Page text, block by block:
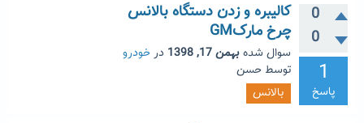
0
0
1
پاسخ
کالیبره و زدن دستگاه بالانس
چرخ مارکGM
سوال شدهبهمن 17, 1398 درخودرو
توسط حسن
بالانس